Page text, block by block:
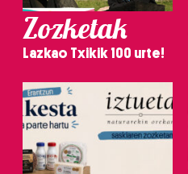
Zozketak
Lazkao Txikik 100 urte!